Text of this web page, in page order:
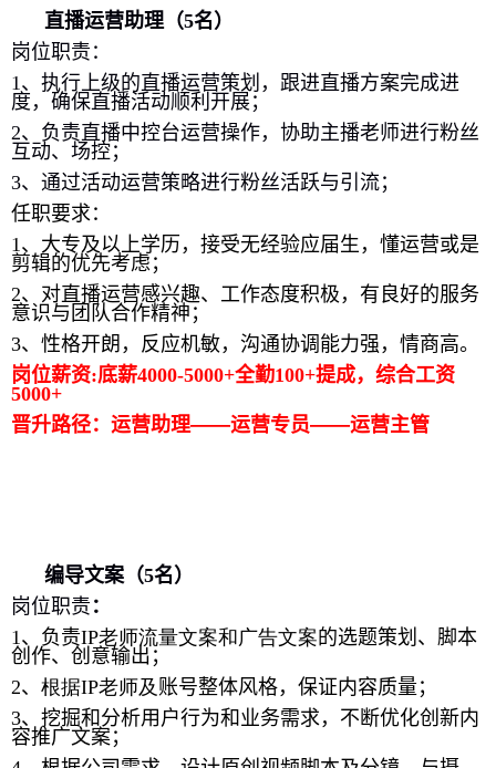
直播运营助理（5名）
岗位职责：
1 、执行上级的直播运营策划，跟进直播方案完成进
度，确保直播活动顺利开展；
2、负责直播中控台运营操作，协助主播老师进行粉丝
互动、场控；
3、通过活动运营策略进行粉丝活跃与引流；
任职要求：
1 、大专及以上学历，接受无经验应届生，懂运营或是
剪辑的优先考虑；
2、对直播运营感兴趣、工作态度积极，有良好的服务
意识与团队合作精神；
3、性格开朗，反应机敏，沟通协调能力强，情商高。
岗位薪资:底薪4000-5000+全勤100+提成，综合工资
5000+
晋升路径：运营助理——运营专员——运营主管
编导文案（5名）
岗位职责 ：
1 、负责IP老师流量文案和广告文案的选题策划、脚本
创作、创意输出；
2、 根据IP老师及 账号整体风格，保证内容质量；
3、挖掘和分析用户行为和业务需求，不断优化创新内
容推广文案；